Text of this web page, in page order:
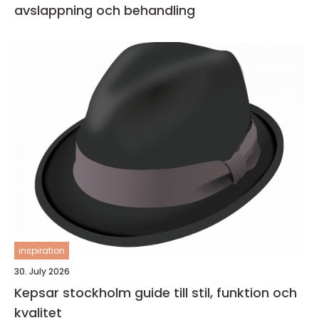
avslappning och behandling
inspiration
30. July 2026
Kepsar stockholm guide till stil, funktion och
kvalitet